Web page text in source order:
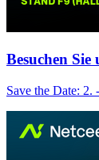
Besuchen
Save the Date: